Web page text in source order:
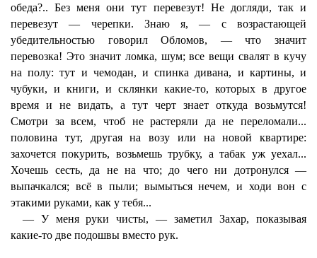
обеда?.. Без меня они тут перевезут! Не догляди, так и
перевезут — черепки. Знаю я, — с возрастающей
убедительностью говорил Обломов, — что значит
перевозка! Это значит ломка, шум; все вещи свалят в кучу
на полу: тут и чемодан, и спинка дивана, и картины, и
чубуки, и книги, и склянки какие-то, которых в другое
время и не видать, а тут черт знает откуда возьмутся!
Смотри за всем, чтоб не растеряли да не переломали...
половина тут, другая на возу или на новой квартире:
захочется покурить, возьмешь трубку, а табак уж уехал...
Хочешь сесть, да не на что; до чего ни дотронулся —
выпачкался; всё в пыли; вымыться нечем, и ходи вон с
этакими руками, как у тебя...
— У меня руки чисты, — заметил Захар, показывая
какие-то две подошвы вместо рук.